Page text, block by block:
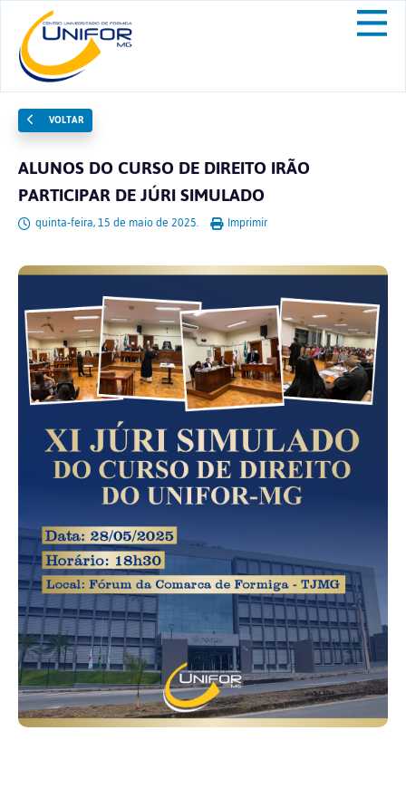
VOLTAR
ALUNOS DO CURSO DE DIREITO IRÃO
PARTICIPAR DE JÚRI SIMULADO
quinta-feira, 15 de maio de 2025. Imprimir